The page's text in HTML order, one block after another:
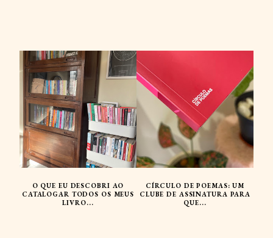
O QUE EU DESCOBRI AO
CATALOGAR TODOS OS MEUS
LIVRO...
CÍRCULO DE POEMAS: UM
CLUBE DE ASSINATURA PARA
QUE...